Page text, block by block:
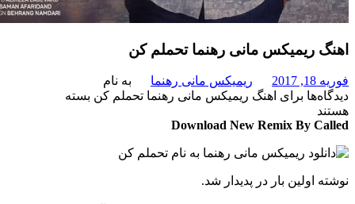
ریمیکس مانی رهنما تحملم کن
ریمیکس مانی رهنما
برای اهنگ ریمیکس مانی رهنما تحملم کنبسته
به نام
Download New Remix By
اولین بار در پدیدار شد.